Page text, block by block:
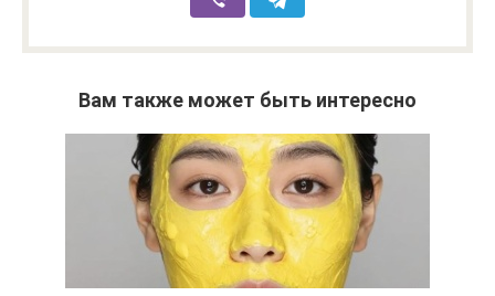
Вам также может быть интересно